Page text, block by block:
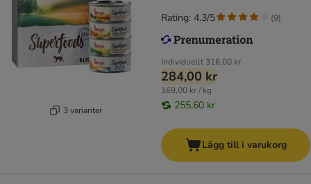
3 varianter
Individuellt 316,00 kr
284,00 kr
169,00 kr / kg
255,60 kr
Rating: 4.3/5 (9)
Lägg till i varukorg